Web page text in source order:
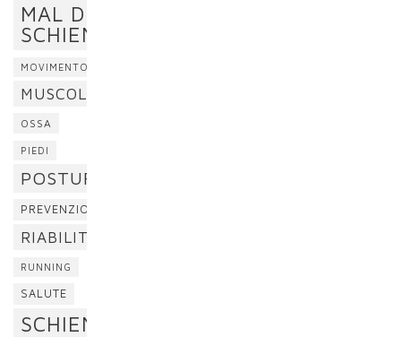
MAL DI
SCHIENA
MOVIMENTO
MUSCOLI
OSSA
PIEDI
POSTURA
PREVENZIONE
RIABILITAZIONE
RUNNING
SALUTE
SCHIENA